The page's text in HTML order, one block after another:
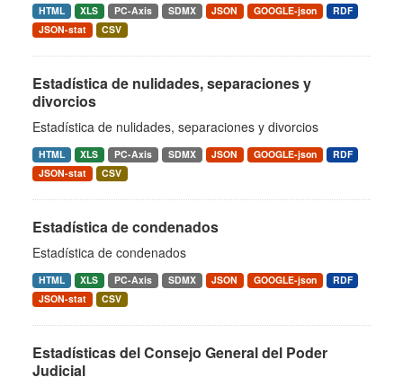
HTML XLS PC-Axis SDMX JSON GOOGLE-json
RDF
JSON-stat
CSV
Estadística de nulidades, separaciones y
divorcios
Estadística de nulidades, separaciones y divorcios
HTML XLS PC-Axis SDMX JSON GOOGLE-json
RDF
JSON-stat
CSV
Estadística de condenados
Estadística de condenados
HTML XLS PC-Axis SDMX JSON GOOGLE-json
RDF
JSON-stat
CSV
Estadísticas del Consejo General del Poder
Judicial